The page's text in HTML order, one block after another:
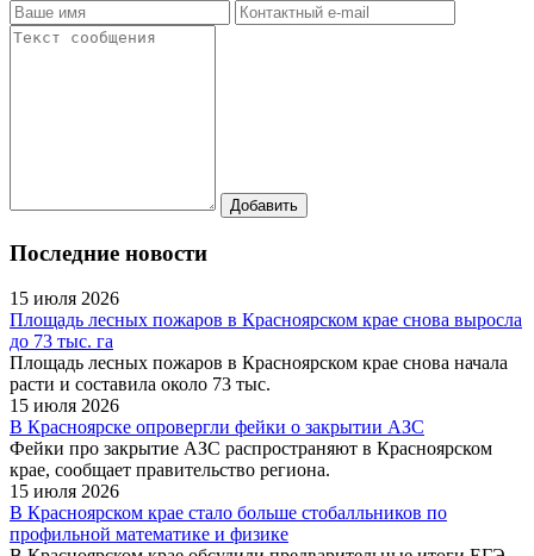
Последние новости
15 июля 2026
Площадь лесных пожаров в Красноярском крае снова выросла
до 73 тыс. га
Площадь лесных пожаров в Красноярском крае снова начала
расти и составила около 73 тыс.
15 июля 2026
В Красноярске опровергли фейки о закрытии АЗС
Фейки про закрытие АЗС распространяют в Красноярском
крае, сообщает правительство региона.
15 июля 2026
В Красноярском крае стало больше стобалльников по
профильной математике и физике